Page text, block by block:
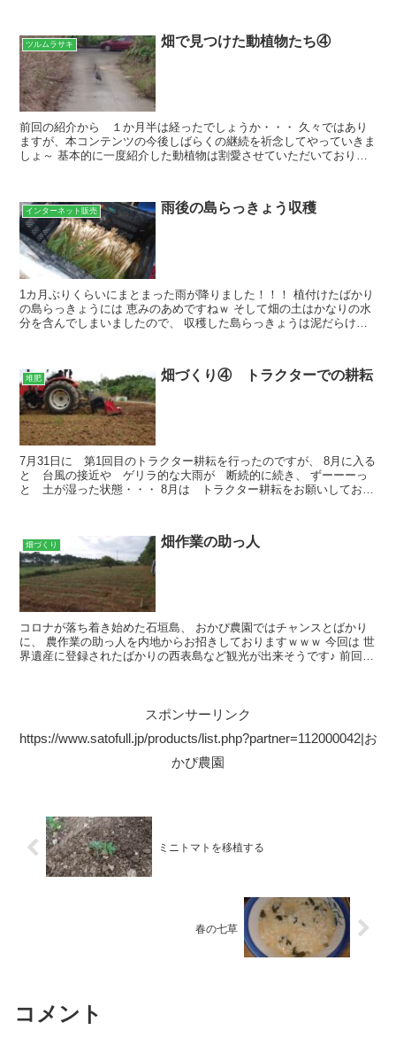
ツルムラサキ 畑で見つけた動植物たち④
前回の紹介から １か月半は経ったでしょうか・・・ 久々ではあり
ますが、本コンテンツの今後しばらくの継続を祈念してやっていきま
しょ～ 基本的に一度紹介した動植物は割愛させていただいておりま
インターネット販売 雨後の島らっきょう収穫
1カ月ぶりくらいにまとまった雨が降りました！！！ 植付けたばかり
の島らっきょうには 恵みのあめですねｗ そして畑の土はかなりの水
分を含んでしまいましたので、 収穫した島らっきょうは泥だらけ
堆肥 畑づくり④ トラクターでの耕耘
7月31日に 第1回目のトラクター耕耘を行ったのですが、 8月に入る
と 台風の接近や ゲリラ的な大雨が 断続的に続き、 ずーーーっ
と 土が湿った状態・・・ 8月は トラクター耕耘をお願いしており
畑づくり 畑作業の助っ人
コロナが落ち着き始めた石垣島、 おかぴ農園ではチャンスとばかり
に、 農作業の助っ人を内地からお招きしておりますｗｗｗ 今回は 世
界遺産に登録されたばかりの西表島など観光が出来そうです♪ 前回夏
スポンサーリンク
https://www.satofull.jp/products/list.php?partner=112000042|お
かぴ農園
ミニトマトを移植する
春の七草
コメント